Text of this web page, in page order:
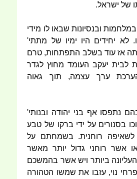
של ישראל.
ובנסיונות שבאו לו מידי
לא יחידים היו ימיו של מתתי'
אז עוד בשלב התפתחות, טרם
לבית יעקב העומד מחוץ לגדר
ערך עצמה, תוך גאוה
נתפסו אף בני יהודה ובנותי'
בסנורים על ידי ברקו של טבע
רוחנית. בשמחתם על
אשר רוחני גדול יותר מאשר
ביותר ויש אשר בהמשכם
נוי, עזבו את שמשו הטהורה